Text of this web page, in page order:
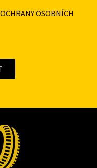
OSOBNÍCH